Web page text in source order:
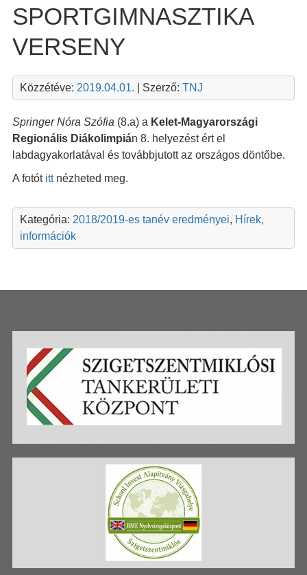
SPORTGIMNASZTIKA
VERSENY
Közzétéve: 2019.04.01. | Szerző: TNJ
Springer Nóra Szófia (8.a) a Kelet-Magyarországi
Regionális Diákolimpián 8. helyezést ért el
labdagyakorlatával és továbbjutott az országos döntőbe.
A fotót ittnézheted meg.
Kategória: 2018/2019-es tanév eredményei, Hírek,
információk